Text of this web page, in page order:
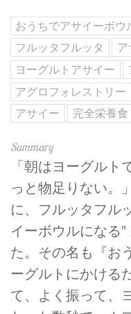
おうちでアサイーボウ
フルッタフルッタ
ア
ヨーグルトアサイー
アグロフォレストリー
アサイー
完全栄養食
「朝はヨーグルト
っと物足りない。
に、フルッタフル
イーボウルになる
た。その名も『お
ーグルトにかける
て、よく振って、